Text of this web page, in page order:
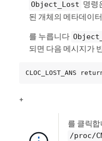
Object_Lost 명령
된 개체의 메타데이
를 누릅니다
되면 다음 메시지가
CLOC_LOST_ANS
+
를 클릭
/proc/